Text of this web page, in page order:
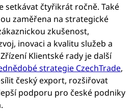
setkávat čtyřikrát ročně. Také
zaměřena na strategické
zkušenost,
inovaci a kvalitu služeb a
Klientské rady je další
strategie CzechTrade,
český export, rozšiřovat
podporu pro české podniky